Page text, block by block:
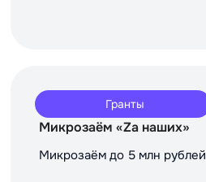
Гранты
Микрозаём «Za наших»
Микрозаём до 5 млн рублей